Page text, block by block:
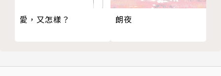
▍內容簡介
凱許愛，又怎樣？ 朗夜